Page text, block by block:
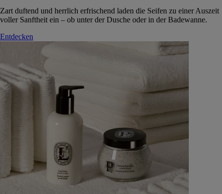
Zart duftend und herrlich erfrischend laden die Seifen zu einer Auszeit
voller Sanftheit ein – ob unter der Dusche oder in der Badewanne.
Entdecken